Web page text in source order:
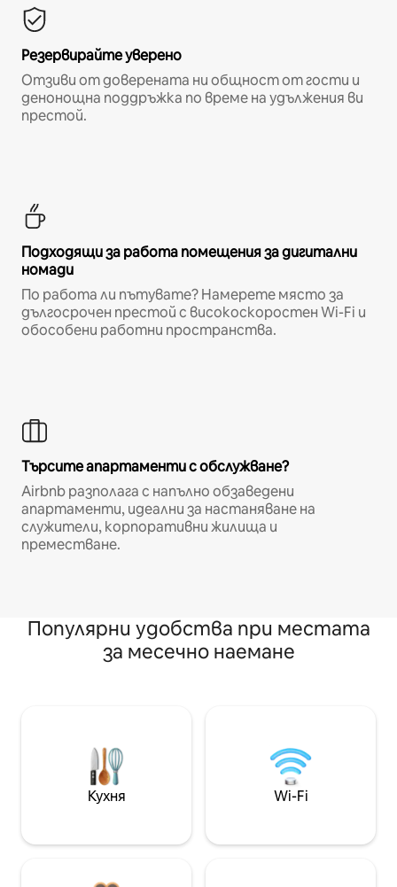
Резервирайте уверено
Отзиви от доверената ни общност от гости и
денонощна поддръжка по време на удължения ви
престой.
Подходящи за работа помещения за дигитални
номади
По работа ли пътувате? Намерете място за
дългосрочен престой с високоскоростен Wi-Fi и
обособени работни пространства.
Търсите апартаменти с обслужване?
Airbnb разполага с напълно обзаведени
апартаменти, идеални за настаняване на
служители, корпоративни жилища и
преместване.
Популярни удобства при местата
за месечно наемане
Кухня Wi-Fi